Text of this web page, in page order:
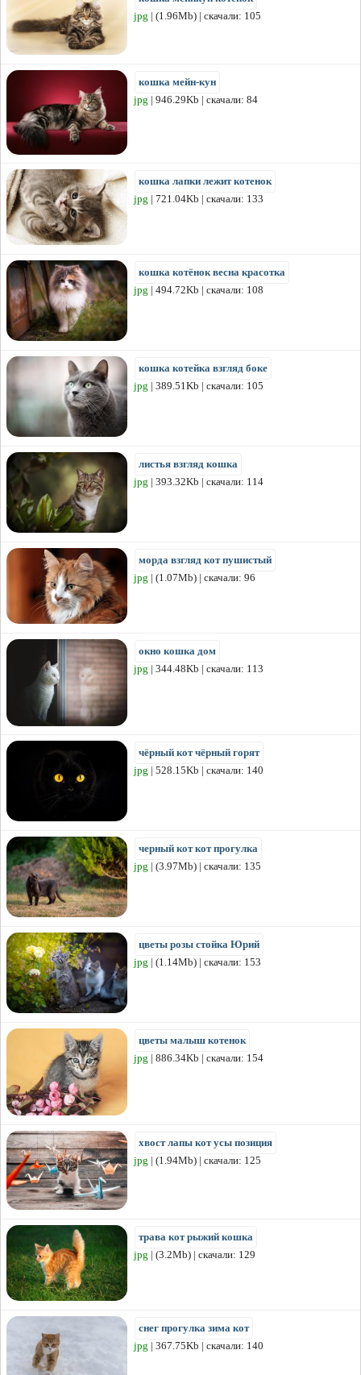
jpg | (1.96Mb) | скачали: 105
кошка мейн-кун
jpg | 946.29Kb | скачали: 84
кошка лапки лежит котенок
jpg | 721.04Kb | скачали: 133
кошка котёнок весна красотка
jpg | 494.72Kb | скачали: 108
кошка котейка взгляд боке
jpg | 389.51Kb | скачали: 105
листья взгляд кошка
jpg | 393.32Kb | скачали: 114
морда взгляд кот пушистый
jpg | (1.07Mb) | скачали: 96
окно кошка дом
jpg | 344.48Kb | скачали: 113
чёрный кот чёрный горят
jpg | 528.15Kb | скачали: 140
черный кот кот прогулка
jpg | (3.97Mb) | скачали: 135
цветы розы стойка Юрий
jpg | (1.14Mb) | скачали: 153
цветы малыш котенок
jpg | 886.34Kb | скачали: 154
хвост лапы кот усы позиция
jpg | (1.94Mb) | скачали: 125
трава кот рыжий кошка
jpg | (3.2Mb) | скачали: 129
снег прогулка зима кот
jpg | 367.75Kb | скачали: 140